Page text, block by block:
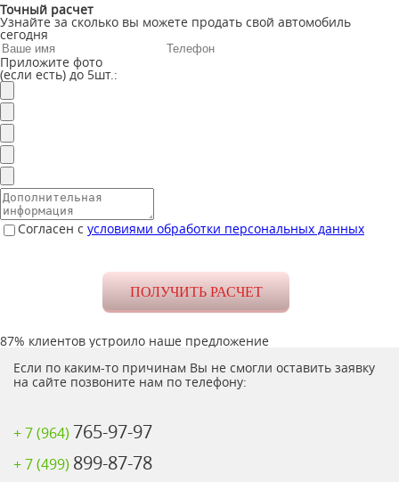
Точный расчет
Узнайте за сколько вы можете продать свой автомобиль
сегодня
Приложите фото
(если есть) до 5шт.:
Согласен с условиями обработки персональных данных
87% клиентов устроило наше предложение
Если по каким-то причинам Вы не смогли оставить заявку
на сайте позвоните нам по телефону:
+ 7 (964) 765-97-97
+ 7 (499) 899-87-78